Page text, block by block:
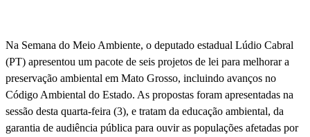
Na Semana do Meio Ambiente, o deputado estadual Lúdio Cabral
(PT) apresentou um pacote de seis projetos de lei para melhorar a
preservação ambiental em Mato Grosso, incluindo avanços no
Código Ambiental do Estado. As propostas foram apresentadas na
sessão desta quarta-feira (3), e tratam da educação ambiental, da
garantia de audiência pública para ouvir as populações afetadas por